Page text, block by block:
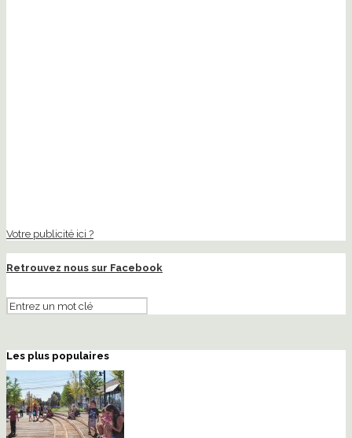
Votre publicité ici ?
Retrouvez nous sur Facebook
Les plus populaires